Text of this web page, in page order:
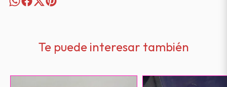
Te puede interesar también